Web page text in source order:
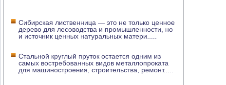
Сибирская лиственница — это не только ценное
дерево для лесоводства и промышленности, но
и источник ценных натуральных матери
Стальной круглый пруток остается одним из
самых востребованных видов металлопроката
для машиностроения, строительства, ремонт.....